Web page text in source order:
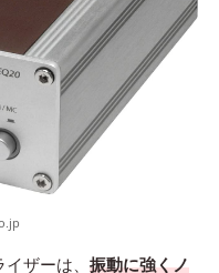
ザーは、 振動に強くノ